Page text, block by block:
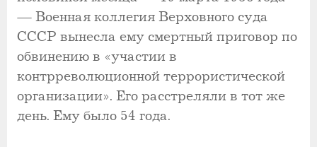
— Военная коллегия Верховного суда
СССР вынесла ему смертный приговор по
обвинению в «участии в
контрреволюционной террористической
организации». Его расстреляли в тот же
день. Ему было 54 года.